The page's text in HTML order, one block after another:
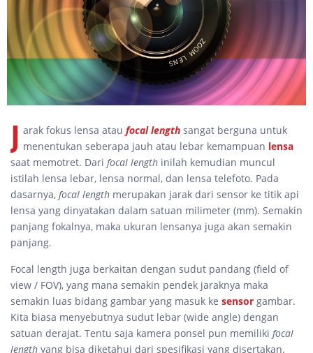
J arak fokus lensa atau focal length sangat berguna untuk
menentukan seberapa jauh atau lebar kemampuan lensa
saat memotret. Dari focal length inilah kemudian muncul
istilah lensa lebar, lensa normal, dan lensa telefoto. Pada
dasarnya, focal length merupakan jarak dari sensor ke titik api
lensa yang dinyatakan dalam satuan milimeter (mm). Semakin
panjang fokalnya, maka ukuran lensanya juga akan semakin
panjang.
Focal length juga berkaitan dengan sudut pandang (field of
view / FOV), yang mana semakin pendek jaraknya maka
semakin luas bidang gambar yang masuk ke sensor gambar.
Kita biasa menyebutnya sudut lebar (wide angle) dengan
satuan derajat. Tentu saja kamera ponsel pun memiliki focal
length yang bisa diketahui dari spesifikasi yang disertakan.